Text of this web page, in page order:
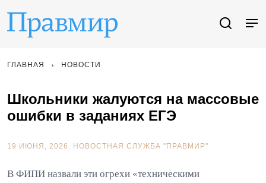
ГЛАВНАЯ НОВОСТИ
Школьники жалуются на массовые
ошибки в заданиях ЕГЭ
19 ИЮНЯ, 2026. НОВОСТНАЯ СЛУЖБА "ПРАВМИР"
В ФИПИ назвали эти огрехи «техническими